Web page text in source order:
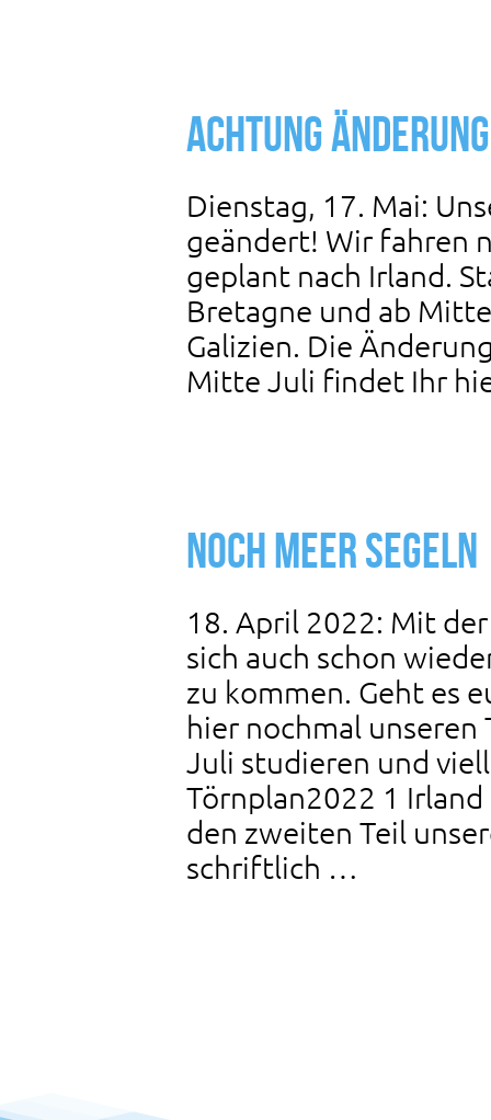
Achtung
Dienstag, 17. Mai:
geändert! Wir fahren
geplant nach Irland.
Bretagne und ab
Galizien. Die
Mitte Juli findet Ihr
Noch Meer Segeln
18. April 2022: Mit
sich auch schon
zu kommen. Geht es
hier nochmal
Juli studieren und
Törnplan2022 1
den zweiten Teil
schriftlich …